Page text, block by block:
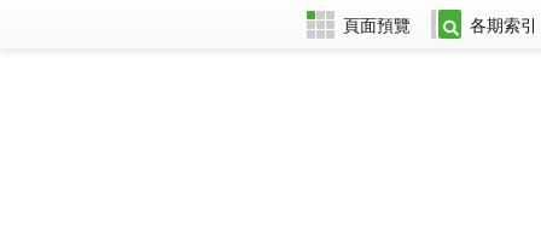
頁面預覽 各期索引